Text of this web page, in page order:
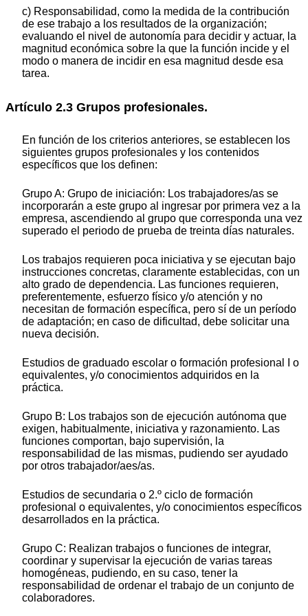
c) Responsabilidad, como la medida de la contribución
de ese trabajo a los resultados de la organización;
evaluando el nivel de autonomía para decidir y actuar, la
magnitud económica sobre la que la función incide y el
modo o manera de incidir en esa magnitud desde esa
tarea.
Artículo 2.3 Grupos profesionales.
En función de los criterios anteriores, se establecen los
siguientes grupos profesionales y los contenidos
específicos que los definen:
Grupo A: Grupo de iniciación: Los trabajadores/as se
incorporarán a este grupo al ingresar por primera vez a la
empresa, ascendiendo al grupo que corresponda una vez
superado el periodo de prueba de treinta días naturales.
Los trabajos requieren poca iniciativa y se ejecutan bajo
instrucciones concretas, claramente establecidas, con un
alto grado de dependencia. Las funciones requieren,
preferentemente, esfuerzo físico y/o atención y no
necesitan de formación específica, pero sí de un período
de adaptación; en caso de dificultad, debe solicitar una
nueva decisión.
Estudios de graduado escolar o formación profesional I o
equivalentes, y/o conocimientos adquiridos en la
práctica.
Grupo B: Los trabajos son de ejecución autónoma que
exigen, habitualmente, iniciativa y razonamiento. Las
funciones comportan, bajo supervisión, la
responsabilidad de las mismas, pudiendo ser ayudado
por otros trabajador/aes/as.
Estudios de secundaria o 2.º ciclo de formación
profesional o equivalentes, y/o conocimientos específicos
desarrollados en la práctica.
Grupo C: Realizan trabajos o funciones de integrar,
coordinar y supervisar la ejecución de varias tareas
homogéneas, pudiendo, en su caso, tener la
responsabilidad de ordenar el trabajo de un conjunto de
colaboradores.